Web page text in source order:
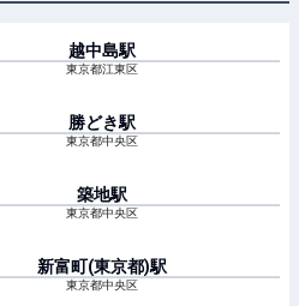
越中島駅
東京都江東区
勝どき駅
東京都中央区
築地駅
東京都中央区
新富町(東京都)駅
東京都中央区